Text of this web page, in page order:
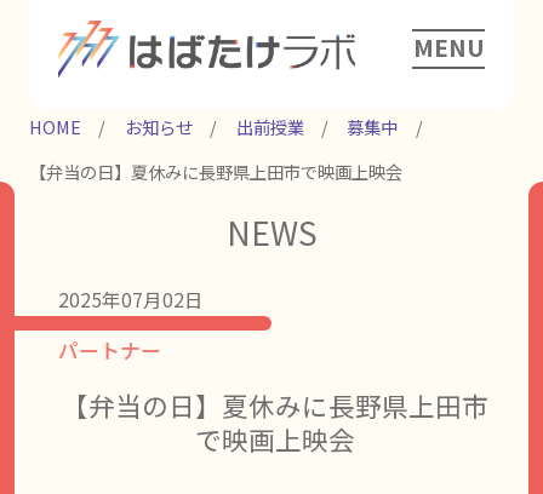
MENU
HOME お知らせ 出前授業
募集中
【弁当の日】夏休みに長野県上田市で映画上映会
NEWS
2025年07月02日
【弁当の日】夏休みに長野県上田市
で映画上映会
パートナー